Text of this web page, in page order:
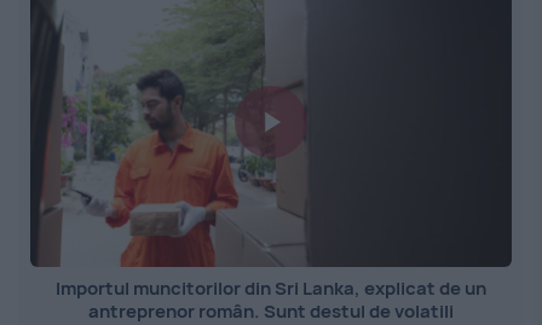
Importul muncitorilor din Sri Lanka, explicat de un
antreprenor român. Sunt destul de volatili